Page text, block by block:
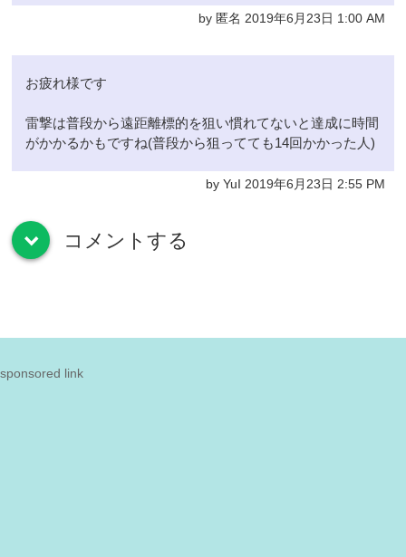
by 匿名 2019年6月23日 1:00 AM
お疲れ様です
雷撃は普段から遠距離標的を狙い慣れてないと達成に時間
がかかるかもですね(普段から狙ってても14回かかった人)
by YuI 2019年6月23日 2:55 PM
down コメントする
sponsored link